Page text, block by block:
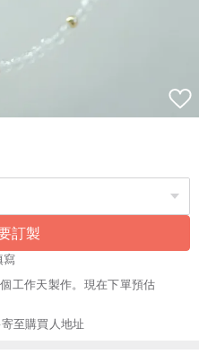
訂製
寫
工作天製作。現在下單預估
至購買人地址